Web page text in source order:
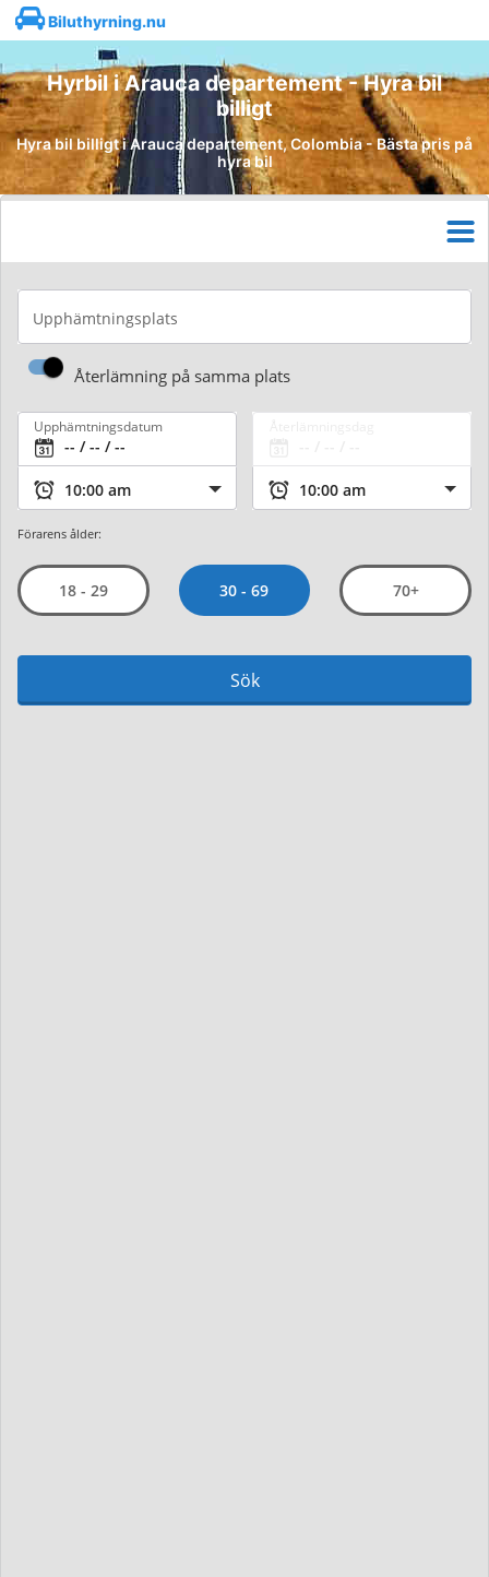
Biluthyrning.nu
Hyrbil i Arauca departement - Hyra bil
billigt
Hyra bil billigt i Arauca departement, Colombia - Bästa pris på
hyra bil
Upphämtningsplats
Återlämning på samma plats
Upphämtningsdatum
Förarens ålder:
18 - 29 30 - 69 70+
Sök